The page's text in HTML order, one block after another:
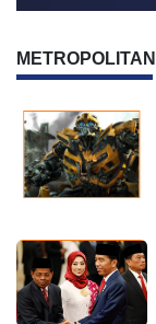
METROPOLITAN